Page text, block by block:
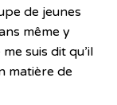
de jeunes
même y
suis dit qu’il
matière de